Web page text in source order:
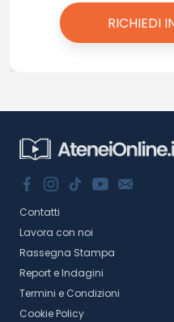
Contatti
Lavora con noi
Rassegna Stampa
Report e Indagini
Termini e Condizioni
Cookie Policy